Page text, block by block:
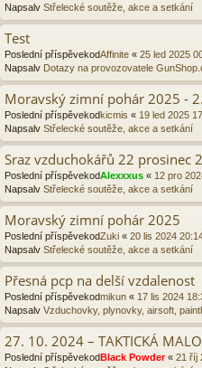
Napsalv Střelecké soutěže, akce a setkání
Test
Poslední příspěvekodAffinite « 25 led 2025
Napsalv Dotazy na provozovatele
Moravský zimní pohár 2025 -
Poslední příspěvekodkicmis « 19 led 2025
Napsalv Střelecké soutěže, akce a setkání
Sraz vzduchokářů 22 prosinec
Poslední příspěvekodAlexxxus « 12 pro
Napsalv Střelecké soutěže, akce a setkání
Moravský zimní pohár 2025
Poslední příspěvekodZuki « 20 lis 2024
Napsalv Střelecké soutěže, akce a setkání
Přesná pcp na delší vzdalenost
Poslední příspěvekodmikun « 17 lis 2024
Napsalv Vzduchovky, plynovky, airsoft,
27. 10. 2024 – TAKTICKÁ
Poslední příspěvekodBlack Powder« 21 říj